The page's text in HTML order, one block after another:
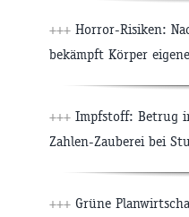
+++ Horror-Risiken:
bekämpft Körper
+++ Impfstoff: Betrug
Zahlen-Zauberei bei
+++ Grüne